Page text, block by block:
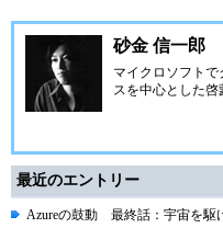
砂金 信一郎
マイクロソフトで
スを中心とした啓
最近のエントリー
Azureの鼓動 最終話：宇宙を駆